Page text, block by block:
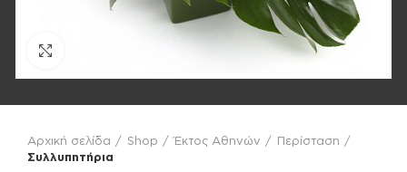
Αρχική σελίδα Shop Έκτος Αθηνών
Περίσταση
Συλλυπητήρια